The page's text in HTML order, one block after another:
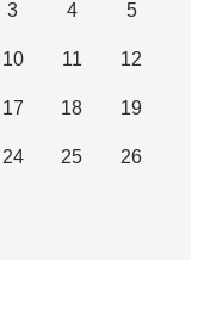
3 4 5
10 11 12
17 18 19
24 25 26